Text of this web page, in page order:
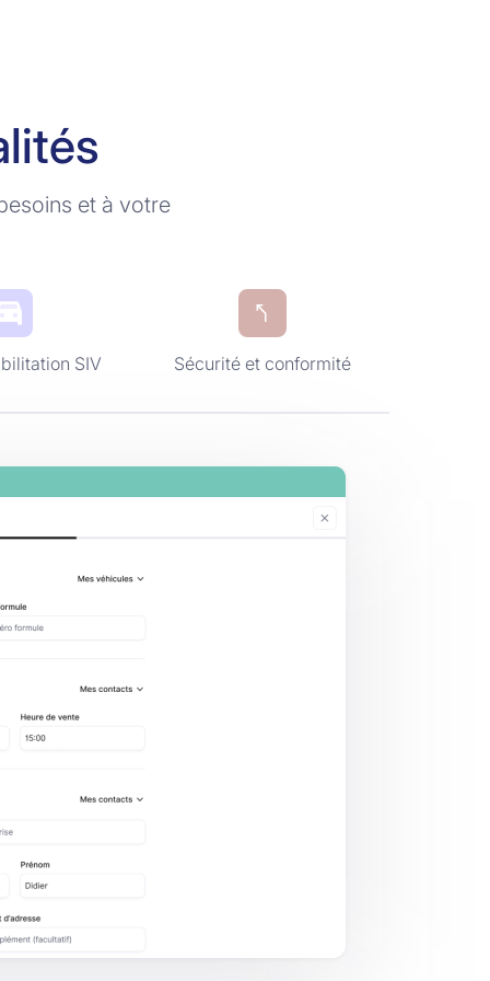
et à votre
SIV Sécurité et conformité